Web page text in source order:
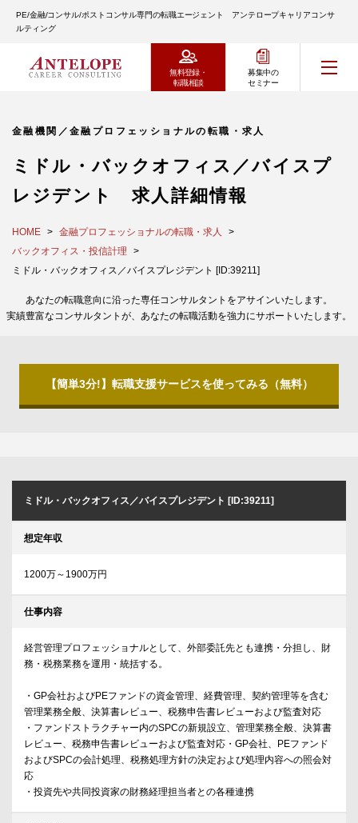
PE/金融/コンサル/ポストコンサル専門の転職エージェント アンテロープキャリアコンサ
ルティング
無料登録・
転職相談
募集中の
セミナー
金融機関／金融プロフェッショナルの転職・求人
ミドル・バックオフィス／バイスプ
レジデント 求人詳細情報
HOME
金融プロフェッショナルの転職・求人
バックオフィス・投信計理
ミドル・バックオフィス／バイスプレジデント [ID:39211]
あなたの転職意向に沿った専任コンサルタントをアサインいたします。
実績豊富なコンサルタントが、あなたの転職活動を強力にサポートいたします。
【簡単3分!】転職支援サービスを使ってみる（無料）
ミドル・バックオフィス／バイスプレジデント [ID:39211]
想定年収
1200万～1900万円
仕事内容
経営管理プロフェッショナルとして、外部委託先とも連携・分担し、財
務・税務業務を運用・統括する。
・GP会社およびPEファンドの資金管理、経費管理、契約管理等を含む
管理業務全般、決算書レビュー、税務申告書レビューおよび監査対応
・ファンドストラクチャー内のSPCの新規設立、管理業務全般、決算書
レビュー、税務申告書レビューおよび監査対応・GP会社、PEファンド
およびSPCの会計処理、税務処理方針の決定および処理内容への照会対
応
・投資先や共同投資家の財務経理担当者との各種連携